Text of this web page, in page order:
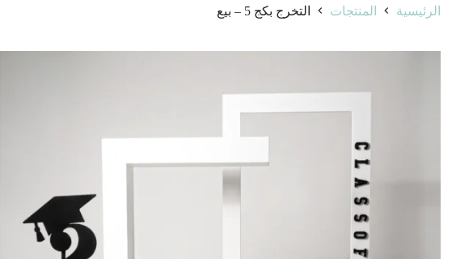
الرئيسية المنتجات التخرج بكج 5 – بيع